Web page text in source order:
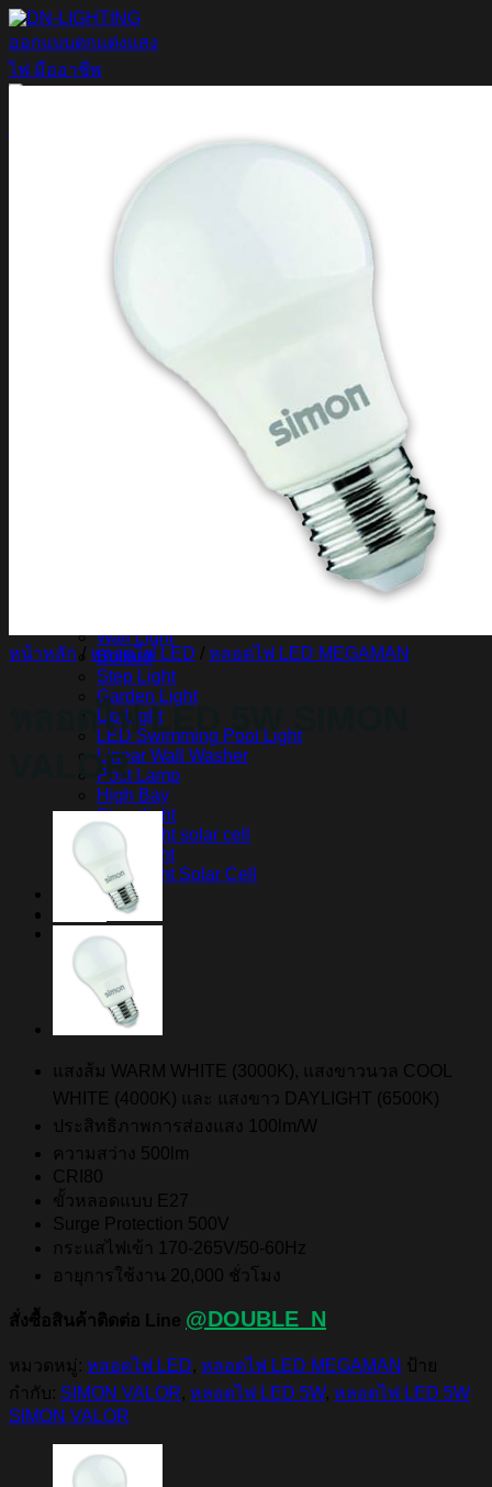
ข้าม
ไป
ยัง
Track light
Downlight
DOWNLIGHT E27
DOWNLIGHT AR111
Downlight LED COB
DOWNLIGHT GU10 MR16 MR11
หลอดไฟ LED MEGAMAN
หลอดไฟ LED LAMPO
Wall Light
Bollard
Step Light
Garden Light
Up Light
LED Swimming Pool Light
Linear Wall Washer
Post Lamp
High Bay
Streetlight
Streetlight solar cell
Floodlight
Floodlight Solar Cell
ผลงาน
Contact Us
หน้าหลัก / หลอดไฟ LED / หลอดไฟ LED MEGAMAN
หลอดไฟ LED 5W SIMON
VALOR
แสงส้ม WARM WHITE (3000K), แสงขาวนวล COOL
WHITE (4000K) และ แสงขาว DAYLIGHT (6500K)
ประสิทธิภาพการส่องแสง 100lm/W
ความสว่าง 500lm
CRI80
ขั้วหลอดแบบ E27
Surge Protection 500V
กระแสไฟเข้า 170-265V/50-60Hz
อายุการใช้งาน 20,000 ชั่วโมง
สั่งซื้อสินค้าติดต่อ Line @DOUBLE_N
หมวดหมู่: หลอดไฟ LED, หลอดไฟ LED MEGAMAN ป้าย
กำกับ: SIMON VALOR, หลอดไฟ LED 5W, หลอดไฟ LED 5W
SIMON VALOR